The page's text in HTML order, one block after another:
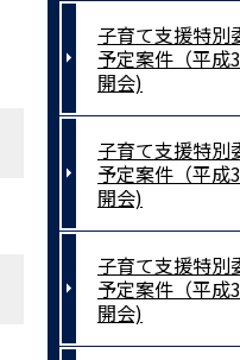
子育て支援特
予定案件（平成
開会)
子育て支援特
予定案件（平成
開会)
子育て支援特
予定案件（平成
開会)